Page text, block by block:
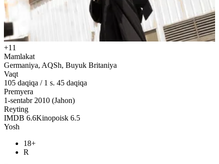
+11
Mamlakat
Germaniya, AQSh, Buyuk Britaniya
Vaqt
105 daqiqa / 1 s. 45 daqiqa
Premyera
1-sentabr 2010 (Jahon)
Reyting
IMDB 6.6Kinopoisk 6.5
Yosh
18+
R